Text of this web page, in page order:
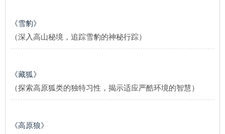
《雪豹》
（深入高山秘境，追踪雪豹的神秘行踪）
《藏狐》
（探索高原狐类的独特习性，揭示适应严酷环境的智慧）
《高原狼》